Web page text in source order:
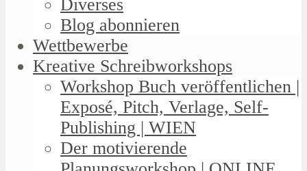
Diverses
Blog abonnieren
Wettbewerbe
Kreative Schreibworkshops
Workshop Buch veröffentlichen |
Exposé, Pitch, Verlage, Self-
Publishing | WIEN
Der motivierende